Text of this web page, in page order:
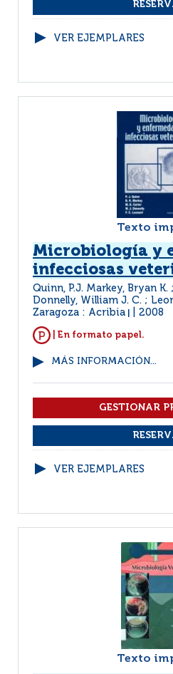
VER EJEMPLARES
Texto
Microbiología y
infecciosas
Quinn, P.J. Markey, Bryan
Donnelly, William J. C. ;
Zaragoza : Acribia 2008
| En formato papel.
MÁS INFORMACIÓN...
VER EJEMPLARES
Texto